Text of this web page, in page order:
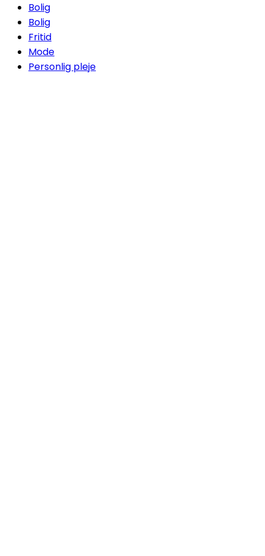
Bolig
Bolig
Fritid
Mode
Personlig pleje